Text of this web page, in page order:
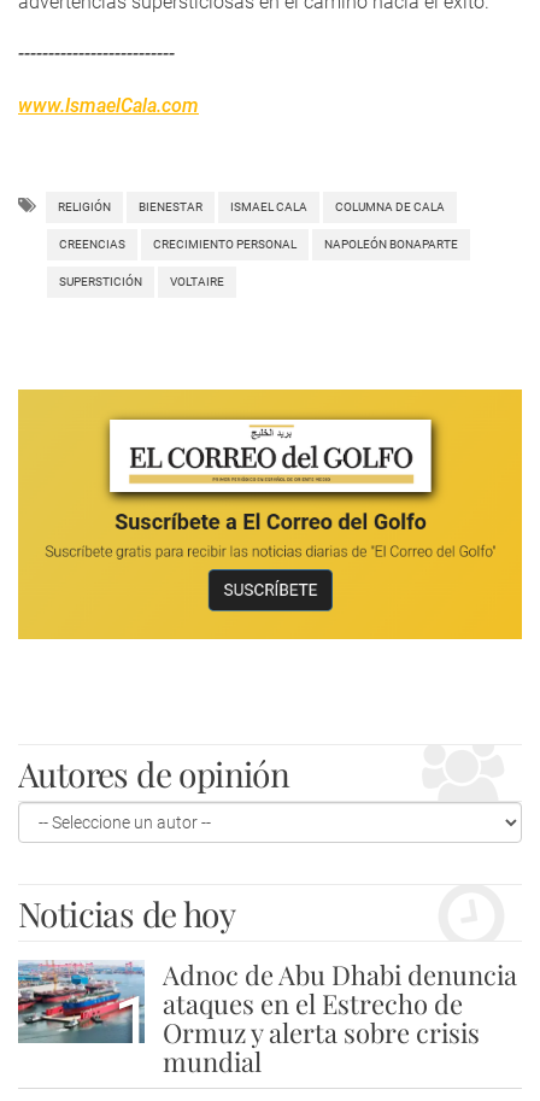
--------------------------
www.IsmaelCala.com
RELIGIÓN BIENESTAR ISMAEL CALA COLUMNA DE CALA
CREENCIAS CRECIMIENTO PERSONAL NAPOLEÓN BONAPARTE
SUPERSTICIÓN VOLTAIRE
Autores de opinión
Noticias de hoy
1
Adnoc de Abu Dhabi denuncia
ataques en el Estrecho de
Ormuz y alerta sobre crisis
mundial